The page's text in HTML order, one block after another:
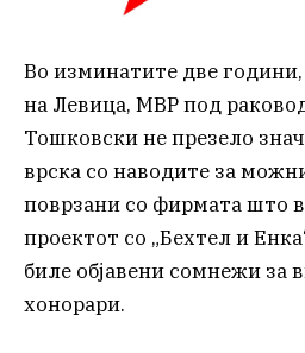
Во изминатите две
на Левица, МВР под
Тошковски не презело
врска со наводите за
поврзани со фирмата што
проектот со „Бехтел и
биле објавени сомнежи за
хонорари.